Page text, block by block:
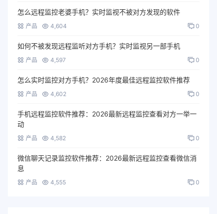
怎么远程监控老婆手机？实时监视不被对方发现的软件
产品 4,604 0
如何不被发现远程监听对方手机？实时监视另一部手机
产品 4,597 0
怎么实时监控对方手机？2026年度最佳远程监控软件推荐
产品 4,602 0
手机远程监控软件推荐：2026最新远程监控查看对方一举一
动
产品 4,582 0
微信聊天记录监控软件推荐：2026最新远程监控查看微信消
息
产品 4,555 0